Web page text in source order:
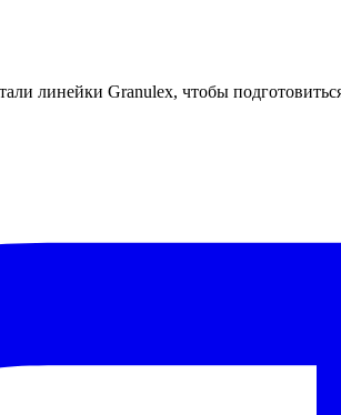
линейки Granulex, чтобы